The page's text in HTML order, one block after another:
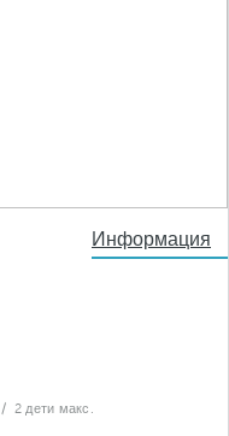
Информация
/ 2 дети макс.